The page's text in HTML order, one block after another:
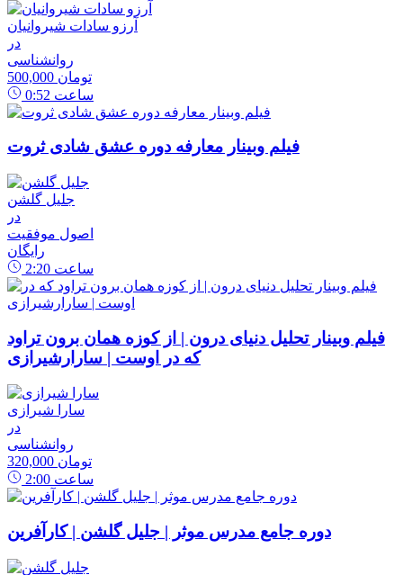
آرزو سادات شیروانیان
در
روانشناسی
500,000 تومان
0:52 ساعت
فیلم وبینار معارفه دوره عشق شادی ثروت
جلیل گلشن
در
اصول موفقیت
رایگان
2:20 ساعت
فیلم وبینار تحلیل دنیای درون | از کوزه همان برون تراود
که در اوست | سارارشیرازی
سارا شیرازی
در
روانشناسی
320,000 تومان
2:00 ساعت
دوره جامع مدرس موثر | جلیل گلشن | کارآفرین